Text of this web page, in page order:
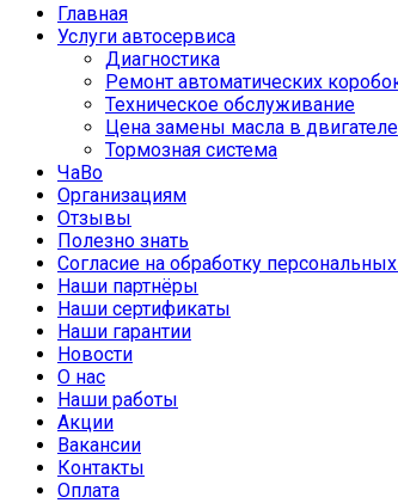
Главная
Услуги автосервиса
Диагностика
Ремонт автоматических
Техническое обслуживание
Цена замены масла в двигателе
Тормозная система
ЧаВо
Организациям
Отзывы
Полезно знать
Согласие на обработку
Наши партнёры
Наши сертификаты
Наши гарантии
Новости
О нас
Наши работы
Акции
Вакансии
Контакты
Оплата